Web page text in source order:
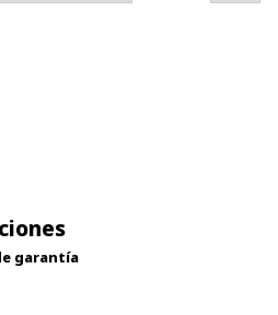
garantía